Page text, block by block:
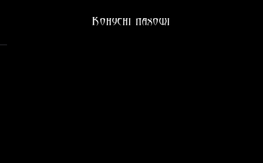
Конусні пахощі